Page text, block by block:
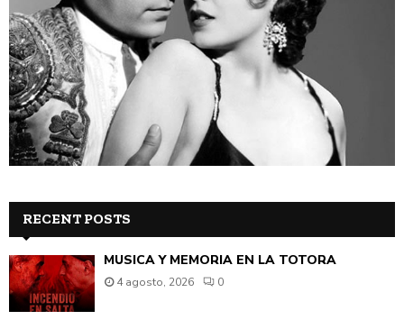
RECENT POSTS
MÚSICA Y MEMORIA EN LA TOTORA
4 agosto, 2026 0